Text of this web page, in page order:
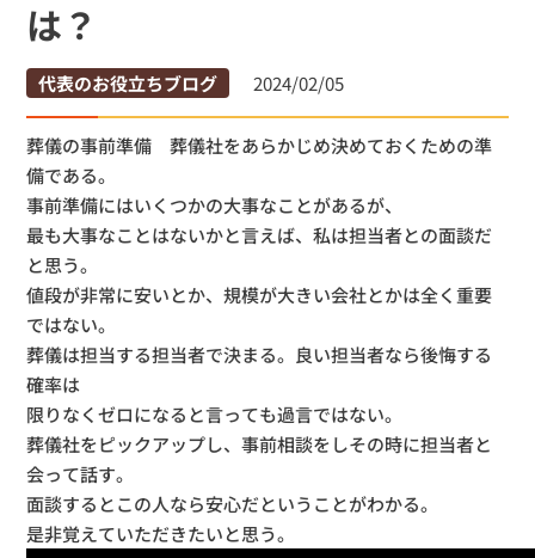
は？
代表のお役立ちブログ 2024/02/05
葬儀の事前準備 葬儀社をあらかじめ決めておくための準
備である。
事前準備にはいくつかの大事なことがあるが、
最も大事なことはないかと言えば、私は担当者との面談だ
と思う。
値段が非常に安いとか、規模が大きい会社とかは全く重要
ではない。
葬儀は担当する担当者で決まる。良い担当者なら後悔する
確率は
限りなくゼロになると言っても過言ではない。
葬儀社をピックアップし、事前相談をしその時に担当者と
会って話す。
面談するとこの人なら安心だということがわかる。
是非覚えていただきたいと思う。